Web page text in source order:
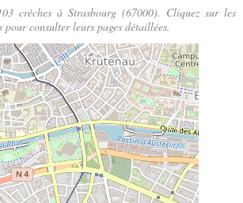
crèches à Strasbourg (67000). Cliquez sur les
pour consulter leurs pages détaillées.